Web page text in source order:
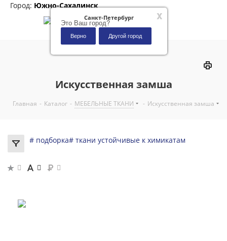
x
Санкт-Петербург
Это Ваш город?
Верно Другой город
Город: Южно-Сахалинск
Искусственная замша
Главная - Каталог - МЕБЕЛЬНЫЕ ТКАНИ - Искусственная замша
# подборка# ткани устойчивые к химикатам